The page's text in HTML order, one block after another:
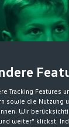
und
die Kids-
Tracking
sowie die Nutzung
Wir
weiter" klickst.